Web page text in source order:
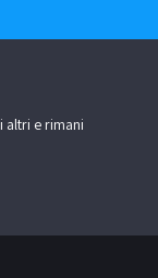
altri e rimani